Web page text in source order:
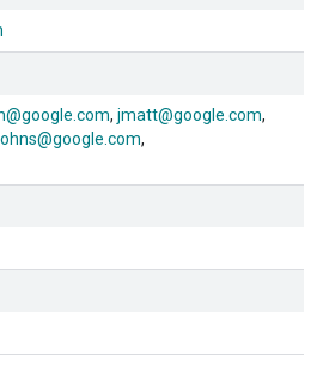
jmatt@google.com